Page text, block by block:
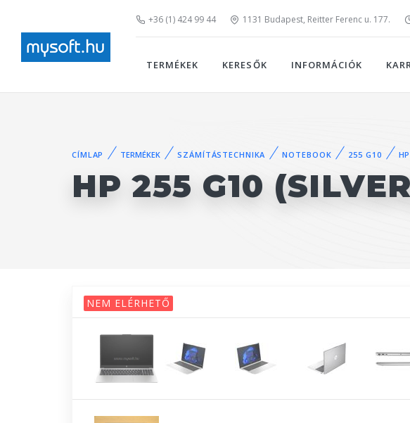
+36 (1) 424 99 44 1131 Budapest, Reitter Ferenc u. 177.
TERMÉKEK KERESŐK INFORMÁCIÓK
CÍMLAP TERMÉKEK SZÁMÍTÁSTECHNIKA NOTEBOOK 255 G10 HP
HP 255 G10
NEM ELÉRHETŐ